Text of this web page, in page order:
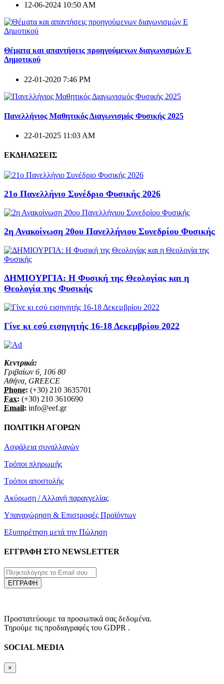
12-06-2024 10:50 AM
Θέματα και απαντήσεις προηγούμενων διαγωνισμών E
Δημοτικού
22-01-2020 7:46 PM
Πανελλήνιος Μαθητικός Διαγωνισμός Φυσικής 2025
22-01-2025 11:03 AM
ΕΚΔΗΛΩΣΕΙΣ
21ο Πανελλήνιο Συνέδριο Φυσικής 2026
2η Ανακοίνωση 20ου Πανελλήνιου Συνεδρίου Φυσικής
ΔΗΜΙΟΥΡΓΙΑ: Η Φυσική της Θεολογίας και η
Θεολογία της Φυσικής
Γίνε κι εσύ εισηγητής 16-18 Δεκεμβρίου 2022
Κεντρικά:
Γριβαίων 6, 106 80
Αθήνα, GREECE
Phone: (+30) 210 3635701
Fax: (+30) 210 3610690
Email: info@eef.gr
ΠΟΛΙΤΙΚΗ ΑΓΟΡΩΝ
Ασφάλεια συναλλαγών
Τρόποι πληρωμής
Τρόποι αποστολής
Ακύρωση / Αλλαγή παραγγελίας
Υπαναχώρηση & Επιστροφές Προϊόντων
Εξυπηρέτηση μετά την Πώληση
ΕΓΓΡΑΦΗ ΣΤΟ NEWSLETTER
ΕΓΓΡΑΦΗ
Προστατεύουμε τα προσωπικά σας δεδομένα.
Τηρούμε τις προδιαγραφές του GDPR .
SOCIAL MEDIA
×